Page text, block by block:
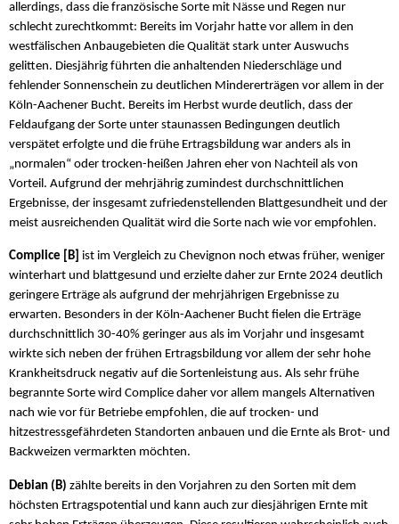
allerdings, dass die französische Sorte mit Nässe und Regen nur
schlecht zurechtkommt: Bereits im Vorjahr hatte vor allem in den
westfälischen Anbaugebieten die Qualität stark unter Auswuchs
gelitten. Diesjährig führten die anhaltenden Niederschläge und
fehlender Sonnenschein zu deutlichen Mindererträgen vor allem in der
Köln-Aachener Bucht. Bereits im Herbst wurde deutlich, dass der
Feldaufgang der Sorte unter staunassen Bedingungen deutlich
verspätet erfolgte und die frühe Ertragsbildung war anders als in
„normalen“ oder trocken-heißen Jahren eher von Nachteil als von
Vorteil. Aufgrund der mehrjährig zumindest durchschnittlichen
Ergebnisse, der insgesamt zufriedenstellenden Blattgesundheit und der
meist ausreichenden Qualität wird die Sorte nach wie vor empfohlen.
Complice [B] ist im Vergleich zu Chevignon noch etwas früher, weniger
winterhart und blattgesund und erzielte daher zur Ernte 2024 deutlich
geringere Erträge als aufgrund der mehrjährigen Ergebnisse zu
erwarten. Besonders in der Köln-Aachener Bucht fielen die Erträge
durchschnittlich 30-40% geringer aus als im Vorjahr und insgesamt
wirkte sich neben der frühen Ertragsbildung vor allem der sehr hohe
Krankheitsdruck negativ auf die Sortenleistung aus. Als sehr frühe
begrannte Sorte wird Complice daher vor allem mangels Alternativen
nach wie vor für Betriebe empfohlen, die auf trocken- und
hitzestressgefährdeten Standorten anbauen und die Ernte als Brot- und
Backweizen vermarkten möchten.
Debian (B) zählte bereits in den Vorjahren zu den Sorten mit dem
höchsten Ertragspotential und kann auch zur diesjährigen Ernte mit